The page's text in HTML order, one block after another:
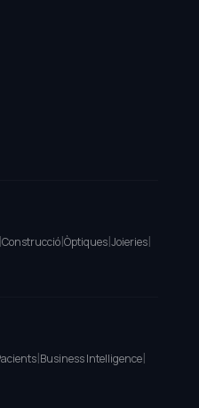
|Construcció|Òptiques|Joieries|
|Business Intelligence|